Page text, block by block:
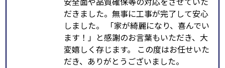
だきました。無事に工事が完了して安心
しました。 「家が綺麗になり、喜んでい
ます！」と感謝のお言葉もいただき、大
変嬉しく存じます。 この度はお任せいた
だき、ありがとうございました。